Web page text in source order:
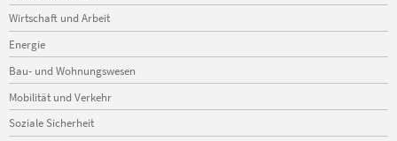
Wirtschaft und Arbeit
Energie
Bau- und Wohnungswesen
Mobilität und Verkehr
Soziale Sicherheit